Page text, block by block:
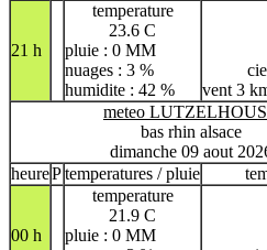
21 h
temperature
23.6 C
pluie : 0 MM
nuages : 3 %
humidite : 42 %
vent 3
meteo
bas rhin alsace
dimanche 09 aout
heurePtemperatures / pluie
00 h
temperature
21.9 C
pluie : 0 MM